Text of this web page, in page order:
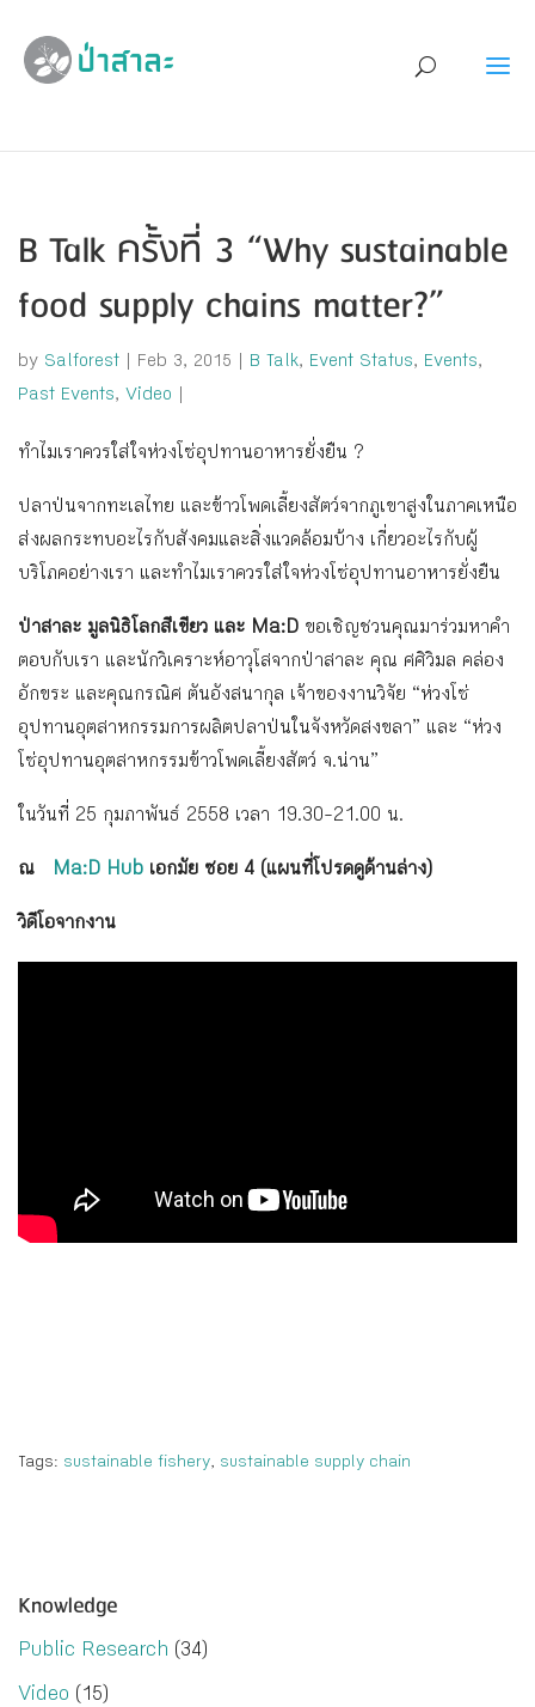
B Talk ครั้งที่ 3 “Why sustainable
food supply chains matter?”
by Salforest Feb 3, 2015 B Talk, Event Status, Events,
Past Events, Video
ทำไมเราควรใส่ใจห่วงโซ่อุปทานอาหารยั่งยืน ?
ปลาป่นจากทะเลไทย และข้าวโพดเลี้ยงสัตว์จากภูเขาสูงในภาคเหนือ
ส่งผลกระทบอะไรกับสังคมและสิ่งแวดล้อมบ้าง เกี่ยวอะไรกับผู้
บริโภคอย่างเรา และทำไมเราควรใส่ใจห่วงโซ่อุปทานอาหารยั่งยืน
ป่าสาละ มูลนิธิโลกสีเขียว และ Ma:D ขอเชิญชวนคุณมาร่วมหาคำ
ตอบกับเรา และนักวิเคราะห์อาวุโสจากป่าสาละ คุณ ศศิวิมล คล่อง
อักขระ และคุณกรณิศ ตันอังสนากุล เจ้าของงานวิจัย “ห่วงโซ่
อุปทานอุตสาหกรรมการผลิตปลาป่นในจังหวัดสงขลา” และ “ห่วง
โซ่อุปทานอุตสาหกรรมข้าวโพดเลี้ยงสัตว์ จ.น่าน”
ในวันที่ 25 กุมภาพันธ์ 2558 เวลา 19.30-21.00 น.
ณ Ma:D Hub เอกมัย ซอย 4 (แผนที่โปรดดูด้านล่าง)
วิดีโอจากงาน
Tags: sustainable fishery, sustainable supply chain
Knowledge
Public Research (34)
Video (15)